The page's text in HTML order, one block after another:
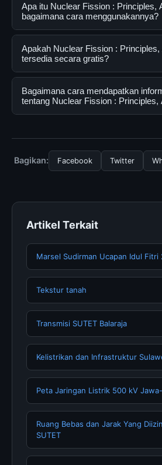
Apa itu Nuclear Fission : Principles,
bagaimana cara menggunakannya?
Nuclear Fission : Principles,
layanan digital yang dirancang
pengguna mendapatkan informasi
terpercaya. Anda dapat
mengunjungi situs resmi dan
tersedia.
Apakah Nuclear Fission : Principles,
tersedia secara gratis?
Ya, Nuclear Fission : Principles,
diakses secara gratis oleh semua
biaya tersembunyi atau langganan
Bagaimana cara mendapatkan
tentang Nuclear Fission : Principles,
mengunjungi halaman resmi kami
selalu memperbarui konten
Bagikan: Facebook Twitter
Artikel Terkait
Marsel Sudirman Ucapan Idul Fitri
Tekstur tanah
Transmisi SUTET Balaraja
Kelistrikan dan Infrastruktur
Peta Jaringan Listrik 500 kV
Ruang Bebas dan Jarak Yang
SUTET